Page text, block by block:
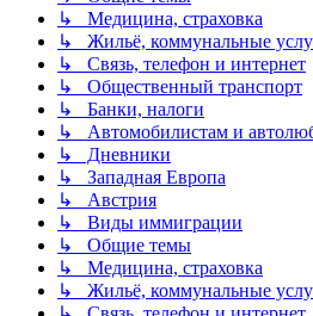
↳ Медицина, страховка
↳ Жильё, коммунальные
↳ Связь, телефон и интернет
↳ Общественный транспорт
↳ Банки, налоги
↳ Автомобилистам и
↳ Дневники
↳ Западная Европа
↳ Австрия
↳ Виды иммиграции
↳ Общие темы
↳ Медицина, страховка
↳ Жильё, коммунальные